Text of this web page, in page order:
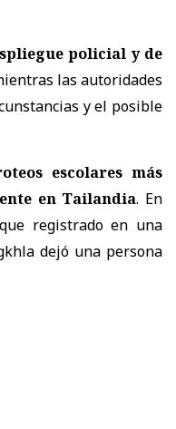
policial y de
las autoridades
y el posible
escolares más
en Tailandia. En
registrado en una
dejó una persona